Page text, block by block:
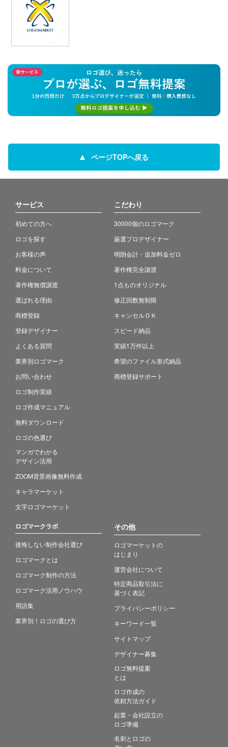
ページTOPへ戻る
サービス
初めての方へ
ロゴを探す
お客様の声
料金について
著作権無償譲渡
選ばれる理由
商標登録
登録デザイナー
よくある質問
業界別ロゴマーク
お問い合わせ
ロゴ制作実績
ロゴ作成マニュアル
無料ダウンロード
ロゴの色選び
マンガでわかる
デザイン活用
ZOOM背景画像無料作成
キャラマーケット
文字ロゴマーケット
こだわり
30000個のロゴマーク
厳選プロデザイナー
明朗会計・追加料金ゼロ
著作権完全譲渡
1点ものオリジナル
修正回数無制限
キャンセルＯＫ
スピード納品
実績1万件以上
希望のファイル形式納品
商標登録サポート
ロゴマークラボ
後悔しない制作会社選び
ロゴマークとは
ロゴマーク制作の方法
ロゴマーク活用ノウハウ
用語集
業界別！ロゴの選び方
その他
ロゴマーケットの
はじまり
運営会社について
特定商品取引法に
基づく表記
プライバシーポリシー
キーワード一覧
サイトマップ
デザイナー募集
ロゴ無料提案
とは
ロゴ作成の
依頼方法ガイド
起業・会社設立の
ロゴ準備
名刺とロゴの